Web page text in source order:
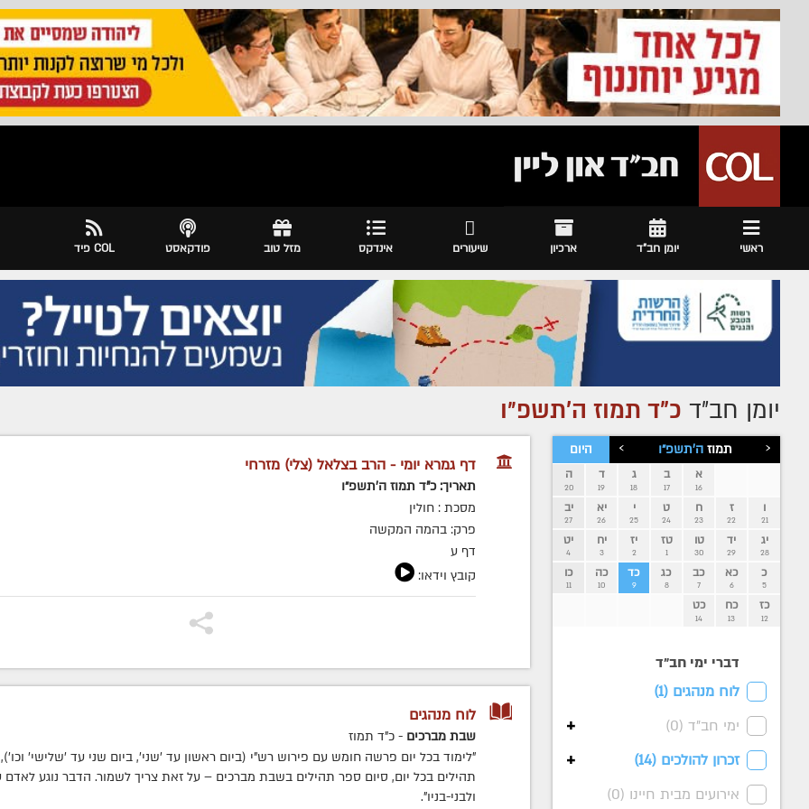
ראשי יומן חב"ד ארכיון שיעורים אינדקס מזל טוב פודקאסט COL פיד
יומן חב״ד כ"ד תמוז ה׳תשפ״ו
‹ תמוז ה׳תשפ״ו › היום
א
16
ב
17
ג
18
ד
19
ה
20
ו
21
ז
22
ח
23
ט
24
י
25
יא
26
יב
27
יג
28
יד
29
טו
30
טז
1
יז
2
יח
3
יט
4
כ
5
כא
6
כב
7
כג
8
כד
9
כה
10
כו
11
כז
12
כח
13
כט
14
דברי ימי חב״ד
לוח מנהגים (1
)
ימי חב"ד (0
)
+
זכרון להולכים (14
)
+
אירועים מבית חיינו (0
)
דף גמרא יומי - הרב בצלאל (צלי) מזרחי
תאריך: כ"ד תמוז ה׳תשפ״ו
מסכת : חולין
פרק: בהמה המקשה
דף ע
קובץ וידאו:
לוח מנהגים
שבת מברכים - כ"ד תמוז
"לימוד בכל יום פרשה חומש עם פירוש רש"י (ביום ראשון עד 'שני', ביום שני עד 'שלישי'
תהילים בכל יום, סיום ספר תהילים בשבת מברכים – על זאת צריך לשמור. הדבר נוגע לאדם
ולבני-בניו".